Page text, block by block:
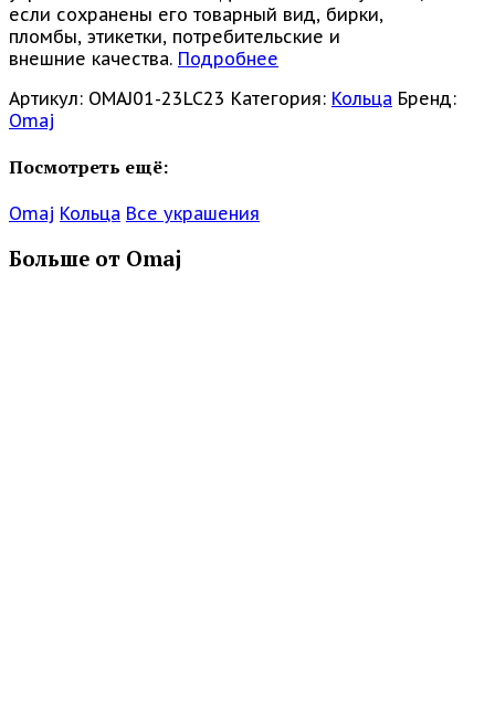
если сохранены его товарный вид, бирки,
пломбы, этикетки, потребительские и
внешние качества. Подробнее
Артикул: OMAJ01-23LC23 Категория: Кольца Бренд:
Omaj
Посмотреть ещё:
Omaj Кольца Все украшения
Больше от Omaj